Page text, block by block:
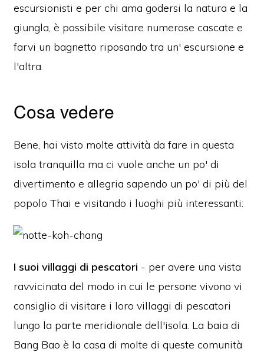
escursionisti e per chi ama godersi la natura e la
giungla, è possibile visitare numerose cascate e
farvi un bagnetto riposando tra un' escursione e
l'altra.
Cosa vedere
Bene, hai visto molte attività da fare in questa
isola tranquilla ma ci vuole anche un po' di
divertimento e allegria sapendo un po' di più del
popolo Thai e visitando i luoghi più interessanti:
I suoi villaggi di pescatori - per avere una vista
ravvicinata del modo in cui le persone vivono vi
consiglio di visitare i loro villaggi di pescatori
lungo la parte meridionale dell'isola. La baia di
Bang Bao è la casa di molte di queste comunità